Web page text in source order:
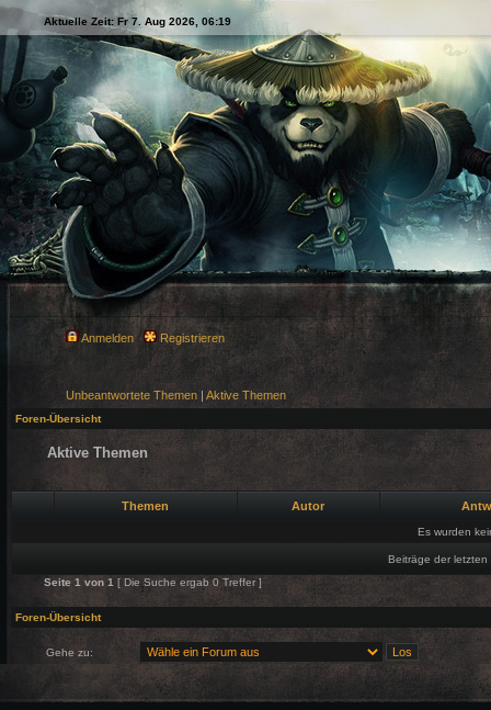
Aktuelle Zeit: Fr 7. Aug 2026, 06:19
Anmelden Registrieren
Unbeantwortete Themen | Aktive Themen
Foren-Übersicht
Aktive Themen
Themen Autor
Es wurden
Beiträge der
Seite 1 von 1 [ Die Suche ergab 0 Treffer ]
Foren-Übersicht
Gehe zu: